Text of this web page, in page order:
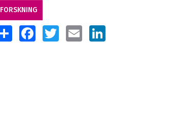
FORSKNING
SHARE FACEBOOKTWITTEREMAIL LINKEDIN